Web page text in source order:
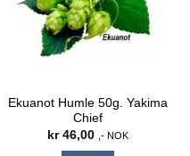
Ekuanot Humle 50g. Yakima
Chief
kr46,00 ,- NOK